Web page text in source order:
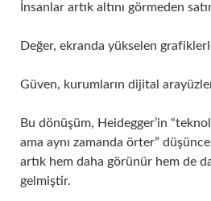
İnsanlar artık altını görmeden
Değer, ekranda yükselen
Güven, kurumların dijital
Bu dönüşüm, Heidegger’in
ama aynı zamanda örter”
artık hem daha görünür hem de
gelmiştir.